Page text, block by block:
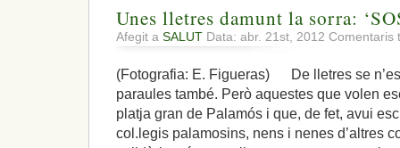
Unes lletres damunt la sorra:
Afegit a SALUT Data: abr. 21st, 2012 Comentaris
(Fotografia: E. Figueras) De lletres se
paraules també. Però aquestes que volen
platja gran de Palamós i que, de fet, avui
col.legis palamosins, nens i nenes d’altres